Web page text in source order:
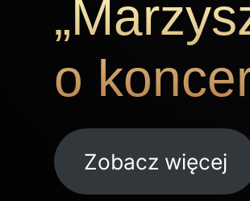
o
Zobacz więcej